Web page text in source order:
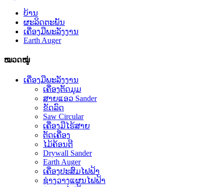
ບ້ານ
ຜະລິດຕະພັນ
ເຄື່ອງມືພະລັງງານ
Earth Auger
ໝວດໝູ່
ເຄື່ອງມືພະລັງງານ
ເຄື່ອງຕັດມຸມ
ສາຍແອວ Sander
ຂັດລົດ
Saw Circular
ເຄື່ອງມືໄຮ້ສາຍ
ຕັດເຄື່ອງ
ໄມ້ຄ້ອນຕີ
Drywall Sander
Earth Auger
ເຄື່ອງປະສົມໄຟຟ້າ
ຊ່າງວາງແຜນໄຟຟ້າ